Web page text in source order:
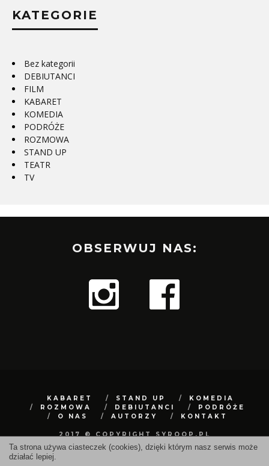
Ta strona używa ciasteczek (cookies), dzięki którym nasz serwis może
działać lepiej.
KATEGORIE
Bez kategorii
DEBIUTANCI
FILM
KABARET
KOMEDIA
PODRÓŻE
ROZMOWA
STAND UP
TEATR
TV
OBSERWUJ NAS:
KABARET STAND UP
KOMEDIA
ROZMOWA
DEBIUTANCI
PODRÓŻE
O NAS
AUTORZY KONTAKT
2017 © COPYRIGHT SYROOP.PL